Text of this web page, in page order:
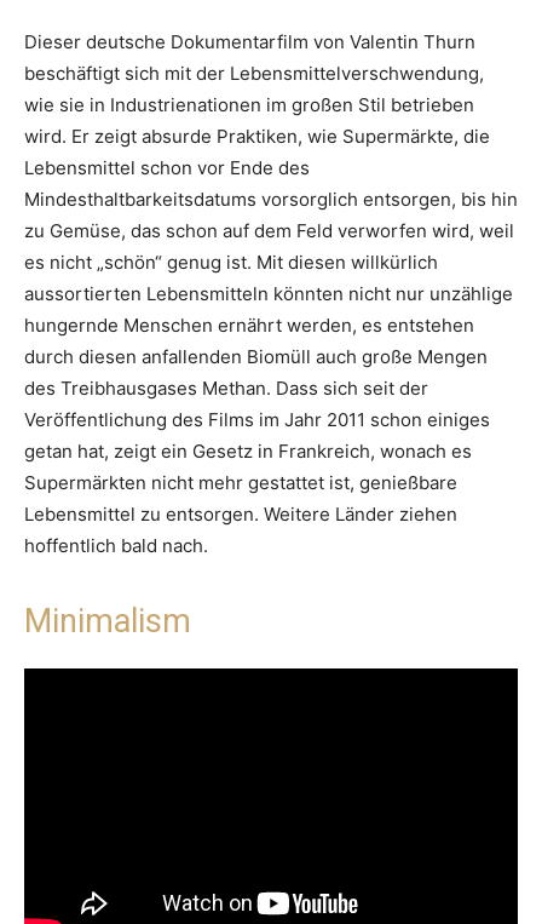
Dieser deutsche Dokumentarfilm von Valentin Thurn
beschäftigt sich mit der Lebensmittelverschwendung,
wie sie in Industrienationen im großen Stil betrieben
wird. Er zeigt absurde Praktiken, wie Supermärkte, die
Lebensmittel schon vor Ende des
Mindesthaltbarkeitsdatums vorsorglich entsorgen, bis hin
zu Gemüse, das schon auf dem Feld verworfen wird, weil
es nicht „schön“ genug ist. Mit diesen willkürlich
aussortierten Lebensmitteln könnten nicht nur unzählige
hungernde Menschen ernährt werden, es entstehen
durch diesen anfallenden Biomüll auch große Mengen
des Treibhausgases Methan. Dass sich seit der
Veröffentlichung des Films im Jahr 2011 schon einiges
getan hat, zeigt ein Gesetz in Frankreich, wonach es
Supermärkten nicht mehr gestattet ist, genießbare
Lebensmittel zu entsorgen. Weitere Länder ziehen
hoffentlich bald nach.
Minimalism